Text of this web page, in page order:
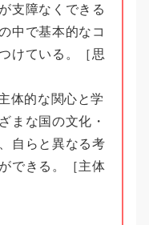
支障なくできる
中で基本的なコ
けている。［思
体的な関心と学
まな国の文化・
自らと異なる考
できる。［主体